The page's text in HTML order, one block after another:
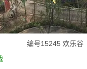
编号15245 欢乐谷